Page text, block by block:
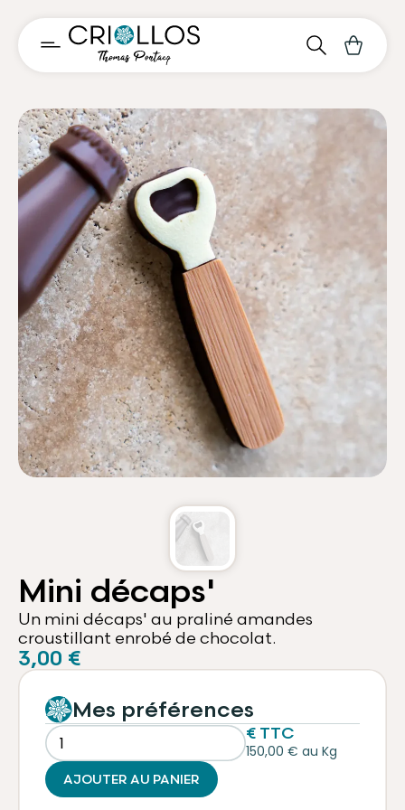
Découvrir
Nos chocolats
Histoire
Offres PROS
Blog & actus
Créer un compte
Espace client
Contact
Mini décaps'
Un mini décaps' au praliné amandes
croustillant enrobé de chocolat.
3,00 €
Mes préférences
€ TTC
150,00 € au Kg
AJOUTER AU PANIER